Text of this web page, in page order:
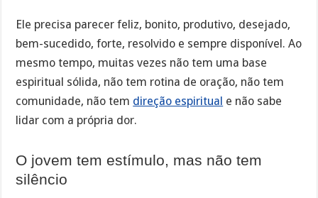
Ele precisa parecer feliz, bonito, produtivo, desejado,
bem-sucedido, forte, resolvido e sempre disponível. Ao
mesmo tempo, muitas vezes não tem uma base
espiritual sólida, não tem rotina de oração, não tem
comunidade, não tem direção espiritual e não sabe
lidar com a própria dor.
O jovem tem estímulo, mas não tem
silêncio